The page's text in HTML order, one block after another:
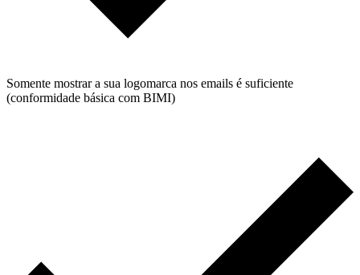
Somente mostrar a sua logomarca nos emails é suficiente
(conformidade básica com BIMI)